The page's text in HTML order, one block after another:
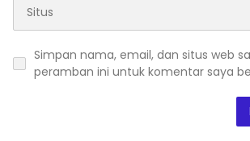
Simpan nama, email, dan situs web
peramban ini untuk komentar saya